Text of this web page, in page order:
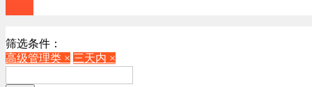
筛选条件：
高级管理类 × 三天内 ×